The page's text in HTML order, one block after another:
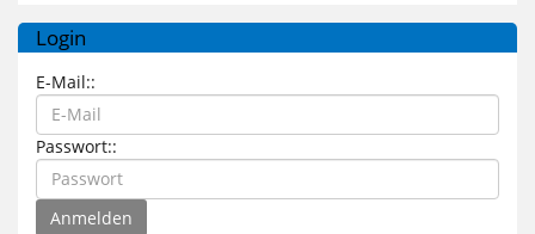
Login
E-Mail::
Passwort::